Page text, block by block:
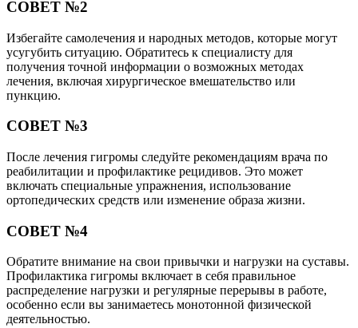
СОВЕТ №2
Избегайте самолечения и народных методов, которые могут
усугубить ситуацию. Обратитесь к специалисту для
получения точной информации о возможных методах
лечения, включая хирургическое вмешательство или
пункцию.
СОВЕТ №3
После лечения гигромы следуйте рекомендациям врача по
реабилитации и профилактике рецидивов. Это может
включать специальные упражнения, использование
ортопедических средств или изменение образа жизни.
СОВЕТ №4
Обратите внимание на свои привычки и нагрузки на суставы.
Профилактика гигромы включает в себя правильное
распределение нагрузки и регулярные перерывы в работе,
особенно если вы занимаетесь монотонной физической
деятельностью.